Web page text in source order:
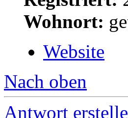
Wohnort:
Website
Nach oben
Antwort